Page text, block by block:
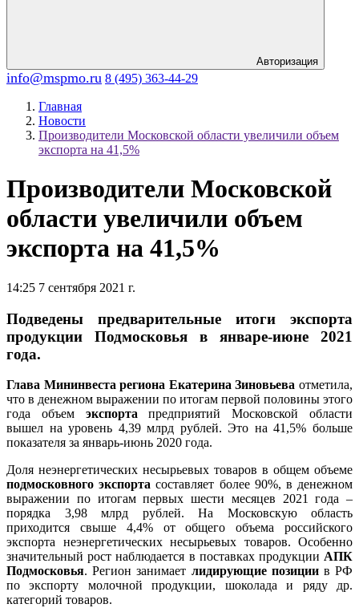
Авторизация
info@mspmo.ru 8 (495) 363-44-29
Главная
Новости
Производители Московской области увеличили объем
экспорта на 41,5%
Производители Московской
области увеличили объем
экспорта на 41,5%
14:25 7 сентября 2021 г.
Подведены предварительные итоги экспорта
продукции Подмосковья в январе-июне 2021
года.
Глава Мининвеста региона Екатерина Зиновьева отметила,
что в денежном выражении по итогам первой половины этого
года объем экспорта предприятий Московской области
вышел на уровень 4,39 млрд рублей. Это на 41,5% больше
показателя за январь-июнь 2020 года.
Доля неэнергетических несырьевых товаров в общем объеме
подмосковного экспорта составляет более 90%, в денежном
выражении по итогам первых шести месяцев 2021 года –
порядка 3,98 млрд рублей. На Московскую область
приходится свыше 4,4% от общего объема российского
экспорта неэнергетических несырьевых товаров. Особенно
значительный рост наблюдается в поставках продукции АПК
Подмосковья. Регион занимает лидирующие позициив РФ
по экспорту молочной продукции, шоколада и ряду др.
категорий товаров.